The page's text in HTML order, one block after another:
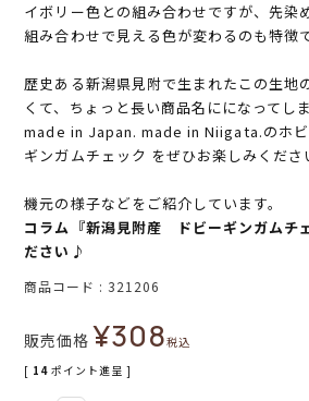
イボリー色との組み合わせですが、先染
組み合わせで見える色が変わるのも特徴で
歴史ある新潟県見附で生まれたこの生地
くて、ちょっと長い商品名にになってし
made in Japan. made in Niigata.のホビ
ギンガムチェック をぜひお楽しみくださ
機元の様子などをご紹介しています。
コラム『新潟見附産 ドビーギンガムチ
ださい♪
商品コード 321206
販売価格 ¥308税込
[ 14 ポイント進呈 ]